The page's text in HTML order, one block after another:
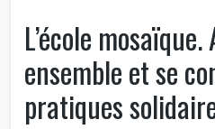
L’école
ensemble et se
pratiques